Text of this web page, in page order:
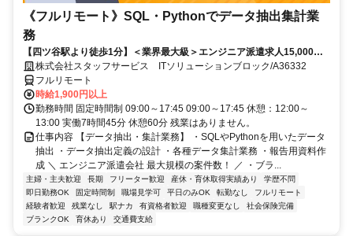
《フルリモート》SQL・Pythonでデータ抽出集計業
務
【四ツ谷駅より徒歩1分】＜業界最大級＞エンジニア派遣求人15,000件
以上◎ 来社不要のカンタン登録→最短2日で就業可能！！
株式会社スタッフサービス ITソリューションブロック/A36332
フルリモート
時給1,900円以上
勤務時間 固定時間制 09:00～17:45 09:00～17:45 休憩：12:00～
13:00 実働7時間45分 休憩60分 残業はありません。
仕事内容 【データ抽出・集計業務】 ・SQLやPythonを用いたデータ
抽出 ・データ抽出定義の設計 ・各種データ集計業務 ・報告用資料作
成 ＼ エンジニア派遣会社 最大規模の案件数！ ／ ・ブラ...
主婦・主夫歓迎 長期 フリーター歓迎 産休・育休取得実績あり
学歴不問
即日勤務OK
固定時間制 職場見学可 平日のみOK 転勤なし
フルリモート
経験者歓迎
残業なし 駅ナカ 有資格者歓迎 職種変更なし
社会保険完備
ブランクOK
育休あり 交通費支給